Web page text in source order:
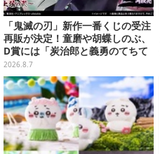
「鬼滅の刃」新作一番くじの受注
再販が決定！童磨や胡蝶しのぶ、
D賞には「炭治郎と義勇のてちて
ちフィギュア」も
2026.8.7